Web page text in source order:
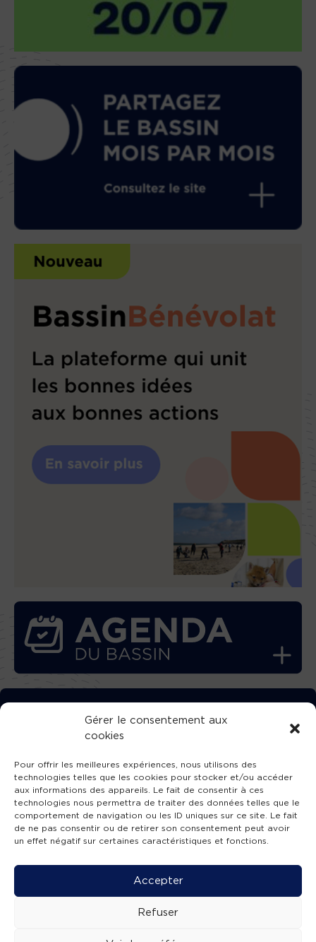
Gérer le consentement aux
cookies
Pour offrir les meilleures expériences, nous utilisons des
technologies telles que les cookies pour stocker et/ou accéder
aux informations des appareils. Le fait de consentir à ces
technologies nous permettra de traiter des données telles que le
comportement de navigation ou les ID uniques sur ce site. Le fait
de ne pas consentir ou de retirer son consentement peut avoir
un effet négatif sur certaines caractéristiques et fonctions.
Accepter
Refuser
TÉLÉCHARGEZ GRATUITEMENT
L’APPLICATION TVBA !
SUIVEZ-NOUS !
Mentions légales -Accessibilité